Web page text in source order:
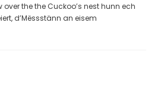
over the the Cuckoo’s nest hunn ech
d’Mëssstänn an eisem